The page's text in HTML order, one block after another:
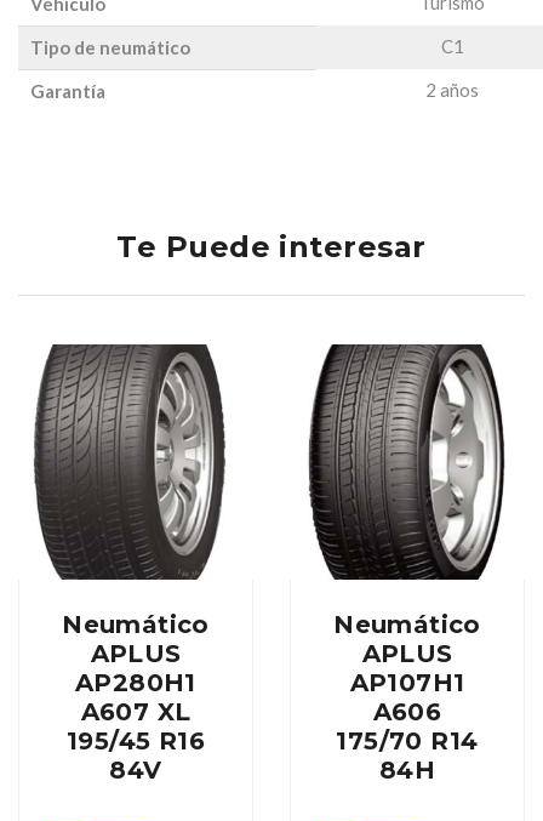
Tipo de neumático C1
Garantía 2 años
Te Puede interesar
Neumático
APLUS
AP280H1
A607 XL
195/45 R16
84V
Neumático
APLUS
AP107H1
A606
175/70 R14
84H